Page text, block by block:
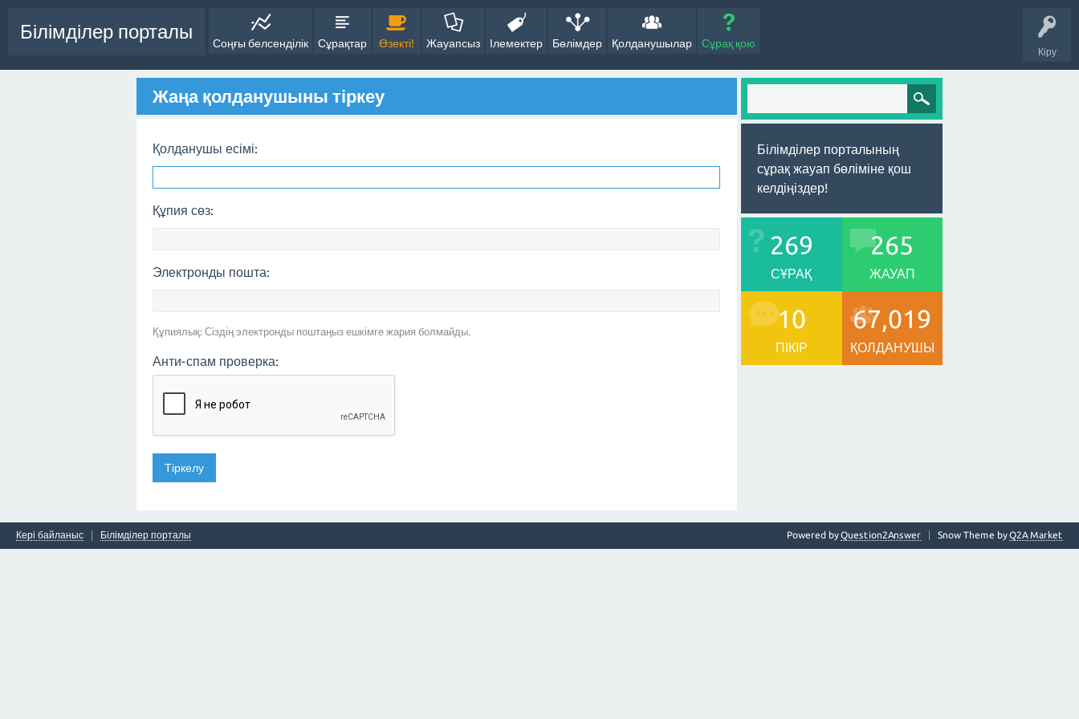
Кіру
Білімділер порталы
Соңғы белсенділік Сұрақтар Өзекті! Жауапсыз Ілемектер Бөлімдер Қолданушылар Сұрақ қою
Жаңа қолданушыны тіркеу
Қолданушы есімі:
Құпия сөз:
Электронды пошта:
Құпиялық: Сіздің электронды поштаңыз ешкімге жария болмайды.
Анти-спам проверка:
Білімділер порталының
сұрақ жауап бөліміне қош
келдіңіздер!
269
СҰРАҚ
265
ЖАУАП
10
ПІКІР
67,019
ҚОЛДАНУШЫ
Кері байланыс Білімділер порталы Snow Theme byQ2A Market
Powered byQuestion2Answer